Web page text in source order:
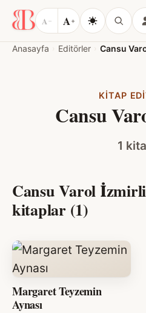
A − A+
Anasayfa Editörler Cansu
KITAP
Cansu
1
Cansu Varol
kitaplar (1)
Margaret Teyzemin
Aynası